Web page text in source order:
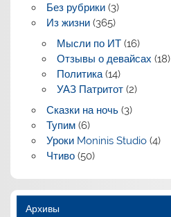
Без рубрики(3)
Из жизни(365)
Мысли по ИТ(16)
Отзывы о девайсах (18)
Политика(14)
УАЗ Патритот(2)
Сказки на ночь(3)
Тупим(6)
Уроки Moninis Studio(4)
Чтиво(50)
Архивы